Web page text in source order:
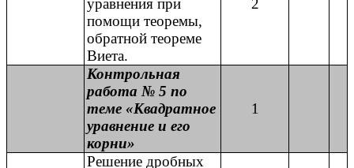
уравнения при
помощи теоремы,
обратной теореме
Виета.
2
Контрольная
работа № 5 по
теме «Квадратное
уравнение и его
корни»
1
Решение дробных